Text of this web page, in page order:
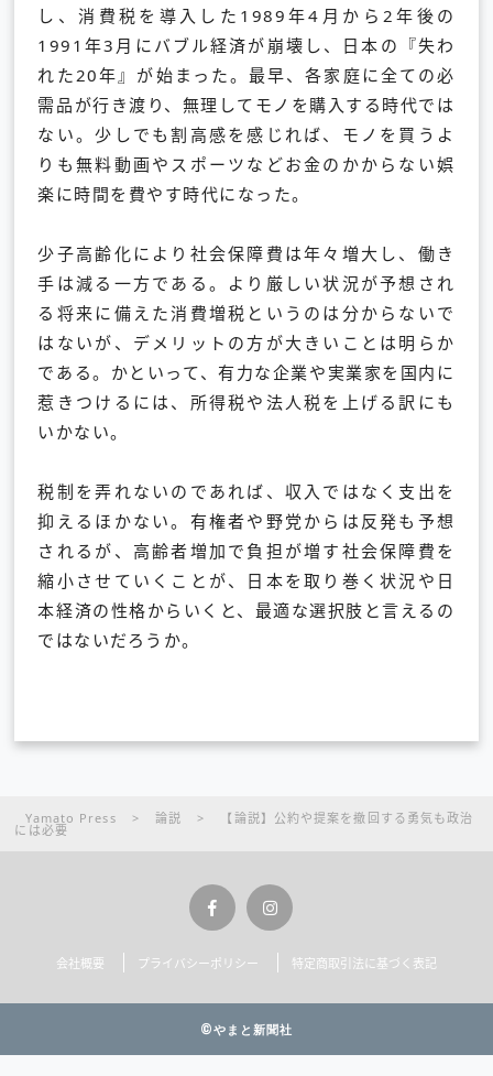
し、消費税を導入した1989年4月から2年後の
1991年3月にバブル経済が崩壊し、日本の『失わ
れた20年』が始まった。最早、各家庭に全ての必
需品が行き渡り、無理してモノを購入する時代では
ない。少しでも割高感を感じれば、モノを買うよ
りも無料動画やスポーツなどお金のかからない娯
楽に時間を費やす時代になった。
少子高齢化により社会保障費は年々増大し、働き
手は減る一方である。より厳しい状況が予想され
る将来に備えた消費増税というのは分からないで
はないが、デメリットの方が大きいことは明らか
である。かといって、有力な企業や実業家を国内に
惹きつけるには、所得税や法人税を上げる訳にも
いかない。
税制を弄れないのであれば、収入ではなく支出を
抑えるほかない。有権者や野党からは反発も予想
されるが、高齢者増加で負担が増す社会保障費を
縮小させていくことが、日本を取り巻く状況や日
本経済の性格からいくと、最適な選択肢と言えるの
ではないだろうか。
Yamato Press > 論説 > 【論説】公約や提案を撤回する勇気も政治
には必要
会社概要 プライバシーポリシー 特定商取引法に基づく表記
©やまと新聞社